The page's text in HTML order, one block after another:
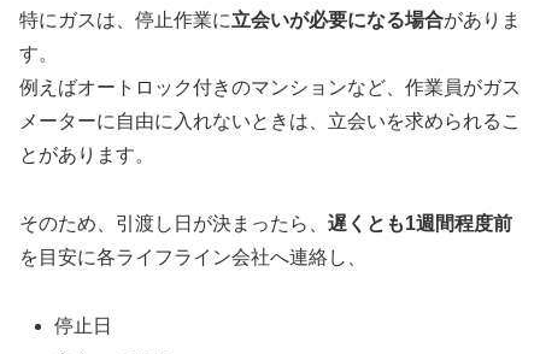
特にガスは、停止作業に立会いが必要になる場合がありま
す。
例えばオートロック付きのマンションなど、作業員がガス
メーターに自由に入れないときは、立会いを求められるこ
とがあります。
そのため、引渡し日が決まったら、 遅くとも1週間程度前
を目安に各ライフライン会社へ連絡し、
停止日